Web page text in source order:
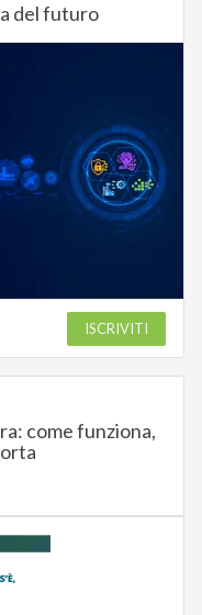
del futuro
ISCRIVITI
come funziona,